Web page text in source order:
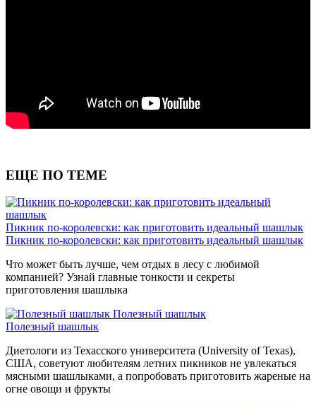
ЕЩЕ ПО ТЕМЕ
Пикник по-королевски: как приготовить идеальный шашлык
Пикник по-королевски: как приготовить идеальный шашлык
Что может быть лучше, чем отдых в лесу с любимой
компанией? Узнай главные тонкости и секреты
приготовления шашлыка
Полезный шашлык
Полезный шашлык
Диетологи из Техасского университета (University of Texas),
США, советуют любителям летних пикников не увлекаться
мясными шашлыками, а попробовать приготовить жареные на
огне овощи и фрукты